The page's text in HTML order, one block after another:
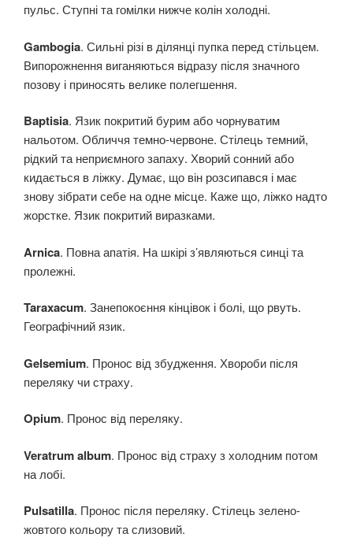
пульс. Ступні та гомілки нижче колін холодні.
Gambogia. Сильні різі в ділянці пупка перед стільцем.
Випорожнення виганяються відразу після значного
позову і приносять велике полегшення.
Baptisia. Язик покритий бурим або чорнуватим
нальотом. Обличчя темно-червоне. Стілець темний,
рідкий та неприємного запаху. Хворий сонний або
кидається в ліжку. Думає, що він розсипався і має
знову зібрати себе на одне місце. Каже що, ліжко надто
жорстке. Язик покритий виразками.
Arnica. Повна апатія. На шкірі з’являються синці та
пролежні.
Taraxacum. Занепокоєння кінцівок і болі, що рвуть.
Географічний язик.
Gelsemium. Пронос від збудження. Хвороби після
переляку чи страху.
Opium. Пронос від переляку.
Veratrum album. Пронос від страху з холодним потом
на лобі.
Pulsatilla. Пронос після переляку. Стілець зелено-
жовтого кольору та слизовий.